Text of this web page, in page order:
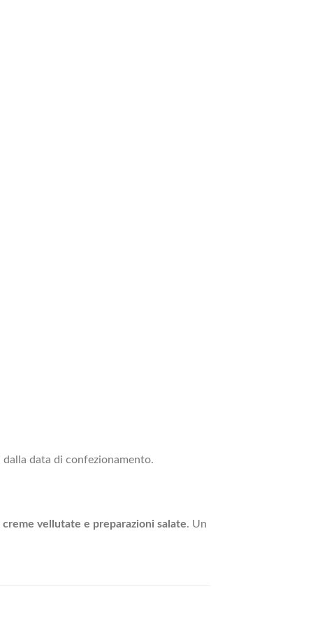
dalla data di confezionamento.
vellutate e preparazioni salate. Un